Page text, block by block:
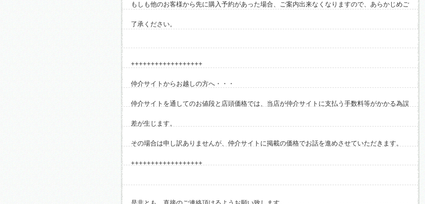
もしも他のお客様から先に購入予約があった場合、ご案内出来なくなりますので、あらかじめご
了承ください。
++++++++++++++++++
仲介サイトからお越しの方へ・・・
仲介サイトを通してのお値段と店頭価格では、当店が仲介サイトに支払う手数料等がかかる為誤
差が生じます。
その場合は申し訳ありませんが、仲介サイトに掲載の価格でお話を進めさせていただきます。
++++++++++++++++++